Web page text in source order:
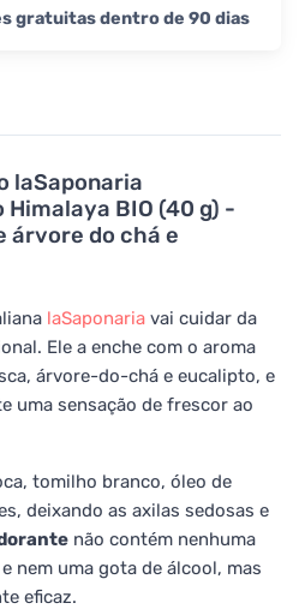
laSaponaria
BIO (40 g) -
árvore do chá e
laSaponaria vai cuidar da
Ele a enche com o aroma
árvore-do-chá e eucalipto, e
uma sensação de frescor ao
tomilho branco, óleo de
deixando as axilas sedosas e
não contém nenhuma
nem uma gota de álcool, mas
eficaz.
gratuitas dentro de 90 dias